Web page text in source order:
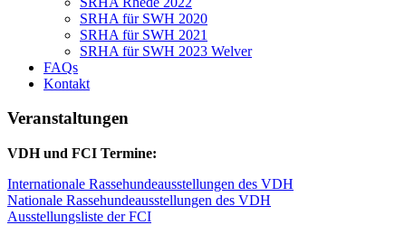
SRHA für SWH 2020
SRHA für SWH 2021
SRHA für SWH 2023 Welver
FAQs
Kontakt
Veranstaltungen
VDH und FCI Termine:
Internationale Rassehundeausstellungen des VDH
Nationale Rassehundeausstellungen des VDH
Ausstellungsliste der FCI